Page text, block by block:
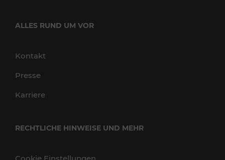
ALLES RUND UM VOR
Kontakt
Presse
Karriere
RECHTLICHE HINWEISE UND MEHR